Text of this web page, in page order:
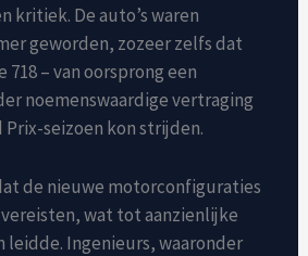
kritiek. De auto’s waren
geworden, zozeer zelfs dat
718 – van oorsprong een
noemenswaardige vertraging
Prix-seizoen kon strijden.
de nieuwe motorconfiguraties
wat tot aanzienlijke
Ingenieurs, waaronder